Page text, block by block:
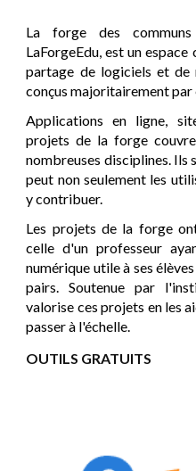
La forge des
LaForgeEdu, est un
partage de logiciels et de
conçus majoritairement par
Applications en ligne,
projets de la forge
nombreuses disciplines. Ils
peut non seulement les
y contribuer.
Les projets de la forge
celle d'un professeur
numérique utile à ses
pairs. Soutenue par
valorise ces projets en les
passer à l'échelle.
OUTILS GRATUITS